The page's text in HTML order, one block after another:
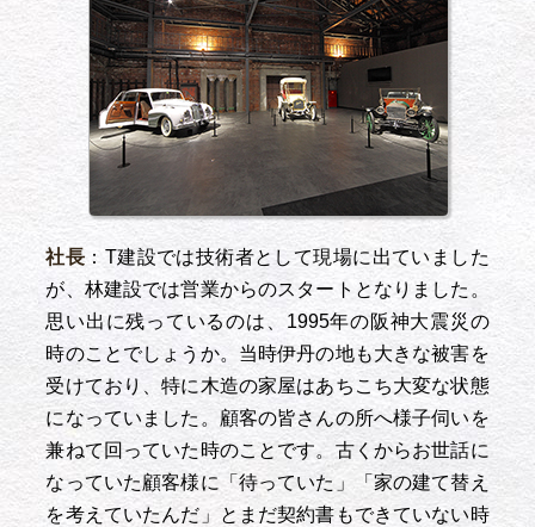
社長 ：T建設では技術者として現場に出ていました
が、林建設では営業からのスタートとなりました。
思い出に残っているのは、1995年の阪神大震災の
時のことでしょうか。当時伊丹の地も大きな被害を
受けており、特に木造の家屋はあちこち大変な状態
になっていました。顧客の皆さんの所へ様子伺いを
兼ねて回っていた時のことです。古くからお世話に
なっていた顧客様に「待っていた」「家の建て替え
を考えていたんだ」とまだ契約書もできていない時